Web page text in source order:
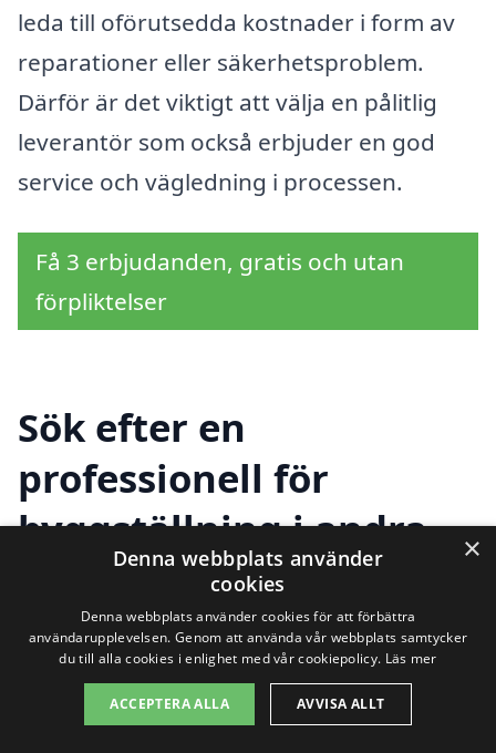
leda till oförutsedda kostnader i form av
reparationer eller säkerhetsproblem.
Därför är det viktigt att välja en pålitlig
leverantör som också erbjuder en god
service och vägledning i processen.
Få 3 erbjudanden, gratis och utan
förpliktelser
Sök efter en
professionell för
byggställning i andra
städer nära Kungsäter
Att hitta rätt hjälp för byggställning i
Kungsäter kan vara avgörande för att
×
Denna webbplats använder
cookies
Denna webbplats använder cookies för att förbättra
användarupplevelsen. Genom att använda vår webbplats samtycker
du till alla cookies i enlighet med vår cookiepolicy. Läs mer
ACCEPTERA ALLA AVVISA ALLT